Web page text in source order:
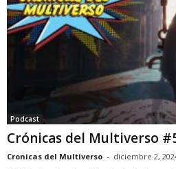
Podcast
Crónicas del Multiverso
Cronicas del Multiverso - diciembre 2,